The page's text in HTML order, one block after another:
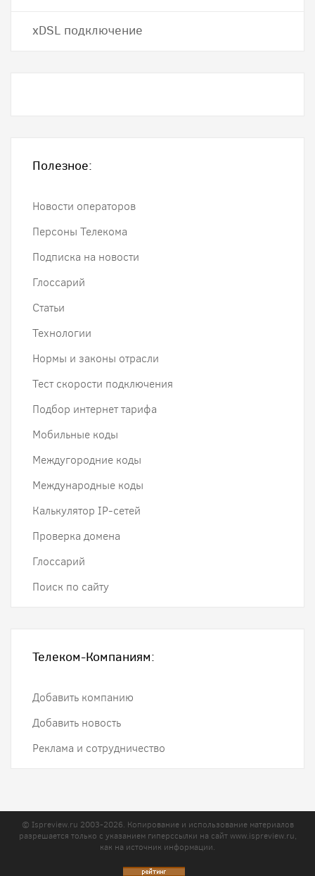
хDSL подключение
Полезное:
Новости операторов
Персоны Телекома
Подписка на новости
Глоссарий
Статьи
Технологии
Нормы и законы отрасли
Тест скорости подключения
Подбор интернет тарифа
Мобильные коды
Междугородние коды
Международные коды
Калькулятор IP-сетей
Проверка домена
Глоссарий
Поиск по сайту
Телеком-Компаниям:
Добавить компанию
Добавить новость
Реклама и сотрудничество
© Ispreview.ru 2003-2026. Копирование и использование материалов
разрешается только с указанием гиперссылки на сайтwww.ispreview.ru,
как на источник информации.